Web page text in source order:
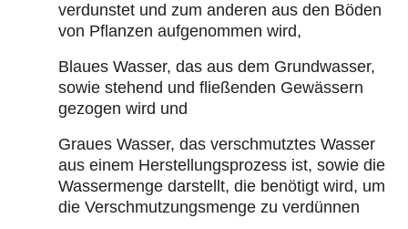
verdunstet und zum anderen aus den Böden
von Pflanzen aufgenommen wird,
Blaues Wasser, das aus dem Grundwasser,
sowie stehend und fließenden Gewässern
gezogen wird und
Graues Wasser, das verschmutztes Wasser
aus einem Herstellungsprozess ist, sowie die
Wassermenge darstellt, die benötigt wird, um
die Verschmutzungsmenge zu verdünnen